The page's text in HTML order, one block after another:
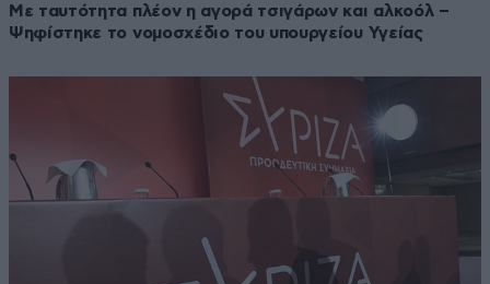
Με ταυτότητα πλέον η αγορά τσιγάρων και αλκοόλ –
Ψηφίστηκε το νομοσχέδιο του υπουργείου Υγείας